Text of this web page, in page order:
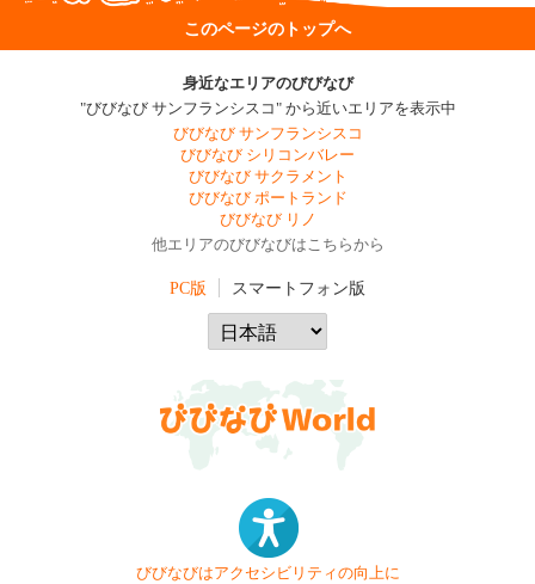
このページのトップへ
身近なエリアのびびなび
"びびなび サンフランシスコ" から近いエリアを表示中
びびなび サンフランシスコ
びびなび シリコンバレー
びびなび サクラメント
びびなび ポートランド
びびなび リノ
他エリアのびびなびはこちらから
PC版 スマートフォン版
びびなびはアクセシビリティの向上に